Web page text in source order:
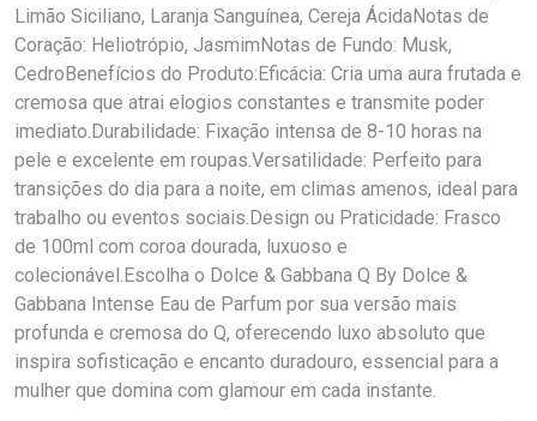
Limão Siciliano, Laranja Sanguínea, Cereja ÁcidaNotas de
Coração: Heliotrópio, JasmimNotas de Fundo: Musk,
CedroBenefícios do Produto:Eficácia: Cria uma aura frutada e
cremosa que atrai elogios constantes e transmite poder
imediato.Durabilidade: Fixação intensa de 8-10 horas na
pele e excelente em roupas.Versatilidade: Perfeito para
transições do dia para a noite, em climas amenos, ideal para
trabalho ou eventos sociais.Design ou Praticidade: Frasco
de 100ml com coroa dourada, luxuoso e
colecionável.Escolha o Dolce & Gabbana Q By Dolce &
Gabbana Intense Eau de Parfum por sua versão mais
profunda e cremosa do Q, oferecendo luxo absoluto que
inspira sofisticação e encanto duradouro, essencial para a
mulher que domina com glamour em cada instante.